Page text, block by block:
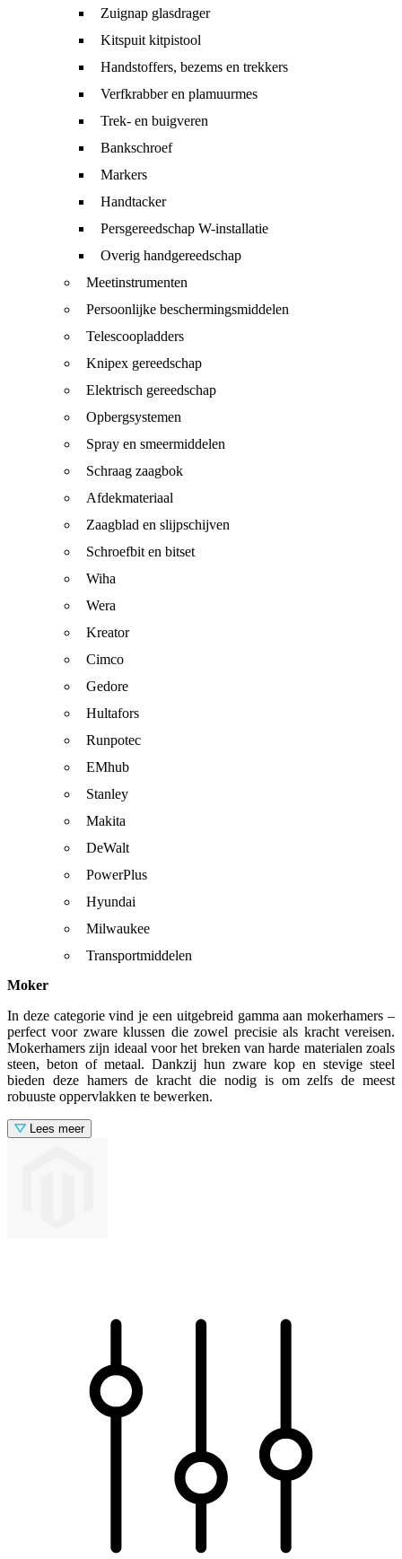
Zuignap glasdrager
Kitspuit kitpistool
Handstoffers, bezems en trekkers
Verfkrabber en plamuurmes
Trek- en buigveren
Bankschroef
Markers
Handtacker
Persgereedschap W-installatie
Overig handgereedschap
Meetinstrumenten
Persoonlijke beschermingsmiddelen
Telescoopladders
Knipex gereedschap
Elektrisch gereedschap
Opbergsystemen
Spray en smeermiddelen
Schraag zaagbok
Afdekmateriaal
Zaagblad en slijpschijven
Schroefbit en bitset
Wiha
Wera
Kreator
Cimco
Gedore
Hultafors
Runpotec
EMhub
Stanley
Makita
DeWalt
PowerPlus
Hyundai
Milwaukee
Transportmiddelen
Moker
In deze categorie vind je een uitgebreid gamma aan mokerhamers –
perfect voor zware klussen die zowel precisie als kracht vereisen.
Mokerhamers zijn ideaal voor het breken van harde materialen zoals
steen, beton of metaal. Dankzij hun zware kop en stevige steel
bieden deze hamers de kracht die nodig is om zelfs de meest
robuuste oppervlakken te bewerken.
Lees meer